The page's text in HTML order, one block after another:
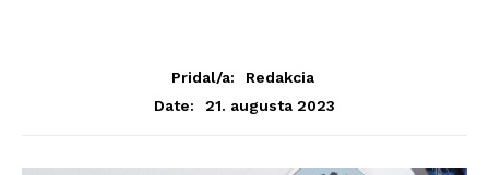
Pridal/a:
Redakcia
Date:
21. augusta 2023